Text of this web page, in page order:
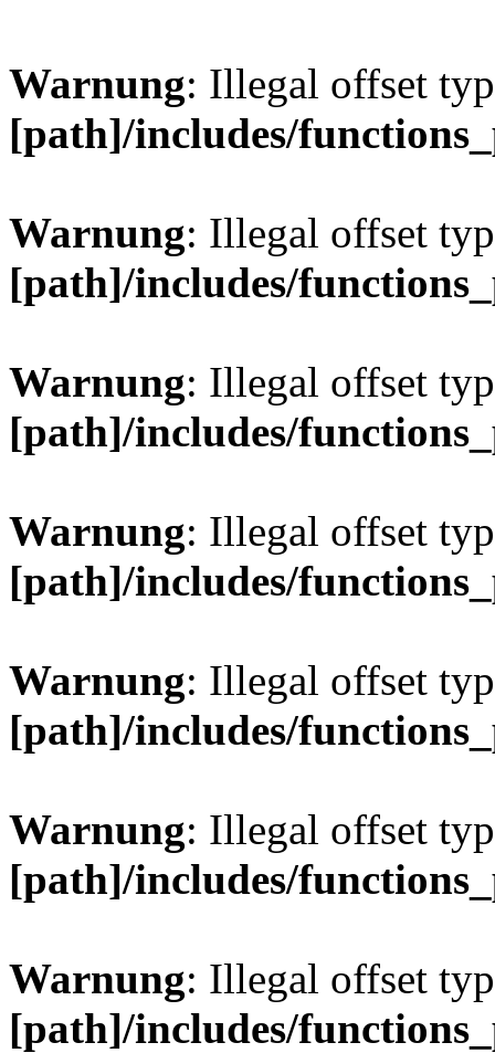
Warnung: Illegal offset
[path]/includes/
Warnung: Illegal offset
[path]/includes/
Warnung: Illegal offset
[path]/includes/
Warnung: Illegal offset
[path]/includes/
Warnung: Illegal offset
[path]/includes/
Warnung: Illegal offset
[path]/includes/
Warnung: Illegal offset
[path]/includes/